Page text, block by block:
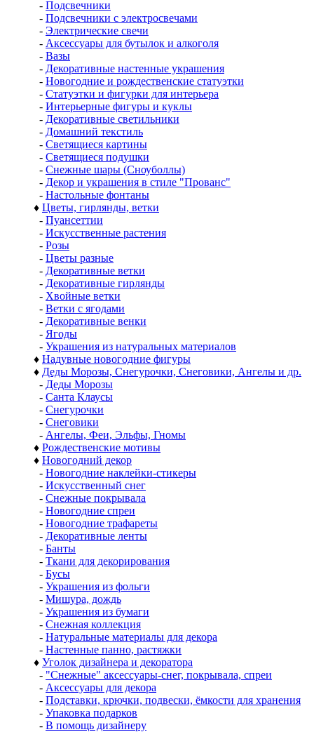
- Подсвечники
- Подсвечники с электросвечами
- Электрические свечи
- Аксессуары для бутылок и алкоголя
- Вазы
- Декоративные настенные украшения
- Новогодние и рождественские статуэтки
- Статуэтки и фигурки для интерьера
- Интерьерные фигуры и куклы
- Декоративные светильники
- Домашний текстиль
- Светящиеся картины
- Светящиеся подушки
- Снежные шары (Сноуболлы)
- Декор и украшения в стиле "Прованс"
- Настольные фонтаны
♦ Цветы, гирлянды, ветки
- Пуансеттии
- Искусственные растения
- Розы
- Цветы разные
- Декоративные ветки
- Декоративные гирлянды
- Хвойные ветки
- Ветки с ягодами
- Декоративные венки
- Ягоды
- Украшения из натуральных материалов
♦ Надувные новогодние фигуры
♦ Деды Морозы, Снегурочки, Снеговики, Ангелы и др.
- Деды Морозы
- Санта Клаусы
- Снегурочки
- Снеговики
- Ангелы, Феи, Эльфы, Гномы
♦ Рождественские мотивы
♦ Новогодний декор
- Новогодние наклейки-стикеры
- Искусственный снег
- Снежные покрывала
- Новогодние спреи
- Новогодние трафареты
- Декоративные ленты
- Банты
- Ткани для декорирования
- Бусы
- Украшения из фольги
- Мишура, дождь
- Украшения из бумаги
- Снежная коллекция
- Натуральные материалы для декора
- Настенные панно, растяжки
♦ Уголок дизайнера и декоратора
- "Снежные" аксессуары-снег, покрывала, спреи
- Аксессуары для декора
- Подставки, крючки, подвески, ёмкости для хранения
- Упаковка подарков
- В помощь дизайнеру